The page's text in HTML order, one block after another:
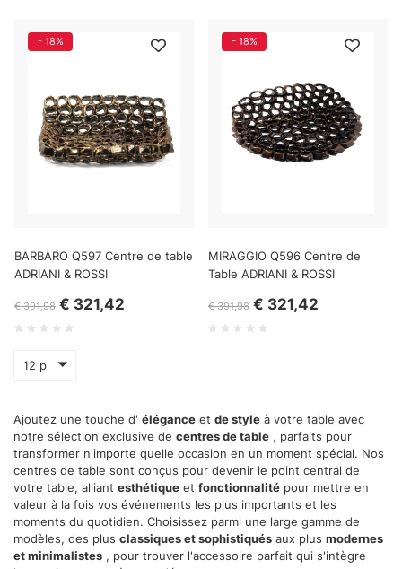
- 18%
BARBARO Q597 Centre de table
ADRIANI & ROSSI
€ 391,98 € 321,42
- 18%
MIRAGGIO Q596 Centre de
Table ADRIANI & ROSSI
€ 391,98 € 321,42
12 p
Ajoutez une touche d' élégance et de style à votre table avec
notre sélection exclusive de centres de table , parfaits pour
transformer n'importe quelle occasion en un moment spécial. Nos
centres de table sont conçus pour devenir le point central de
votre table, alliant esthétique et fonctionnalité pour mettre en
valeur à la fois vos événements les plus importants et les
moments du quotidien. Choisissez parmi une large gamme de
modèles, des plus classiques et sophistiqués aux plus modernes
et minimalistes , pour trouver l'accessoire parfait qui s'intègre